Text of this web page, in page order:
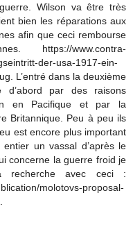
Wilson va être très
bien les réparations aux
afin que ceci rembourse
https://www.contra-
der-usa-1917-ein-
L’entré dans la deuxième
d’abord par des raisons
en Pacifique et par la
Britannique. Peu à peu ils
est encore plus important
un vassal d’après le
concerne la guerre froid je
recherche avec ceci :
molotovs-proposal-